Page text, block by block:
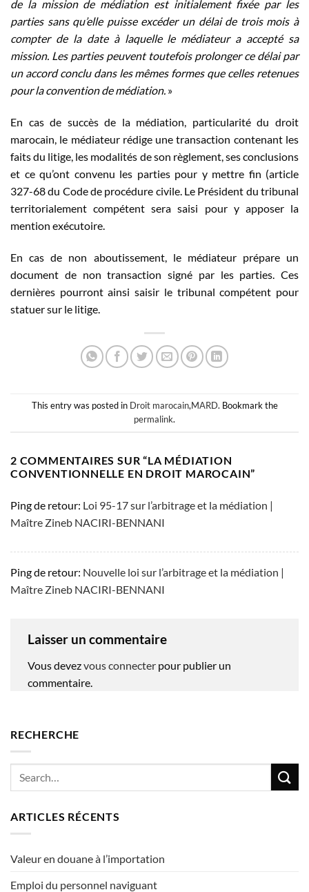
de la mission de médiation est initialement fixée par les
parties sans qu’elle puisse excéder un délai de trois mois à
compter de la date à laquelle le médiateur a accepté sa
mission. Les parties peuvent toutefois prolonger ce délai par
un accord conclu dans les mêmes formes que celles retenues
pour la convention de médiation. »
En cas de succès de la médiation, particularité du droit
marocain, le médiateur rédige une transaction contenant les
faits du litige, les modalités de son règlement, ses conclusions
et ce qu’ont convenu les parties pour y mettre fin (article
327-68 du Code de procédure civile. Le Président du tribunal
territorialement compétent sera saisi pour y apposer la
mention exécutoire.
En cas de non aboutissement, le médiateur prépare un
document de non transaction signé par les parties. Ces
dernières pourront ainsi saisir le tribunal compétent pour
statuer sur le litige.
This entry was posted in Droit marocain,MARD. Bookmark the
permalink.
2 COMMENTAIRES SUR “LA MÉDIATION
CONVENTIONNELLE EN DROIT MAROCAIN”
Ping de retour: Loi 95-17 sur l’arbitrage et la médiation |
Maître Zineb NACIRI-BENNANI
Ping de retour: Nouvelle loi sur l’arbitrage et la médiation |
Maître Zineb NACIRI-BENNANI
Laisser un commentaire
Vous devezvous connecter pour publier un
commentaire.
RECHERCHE
ARTICLES RÉCENTS
Valeur en douane à l’importation
Emploi du personnel naviguant